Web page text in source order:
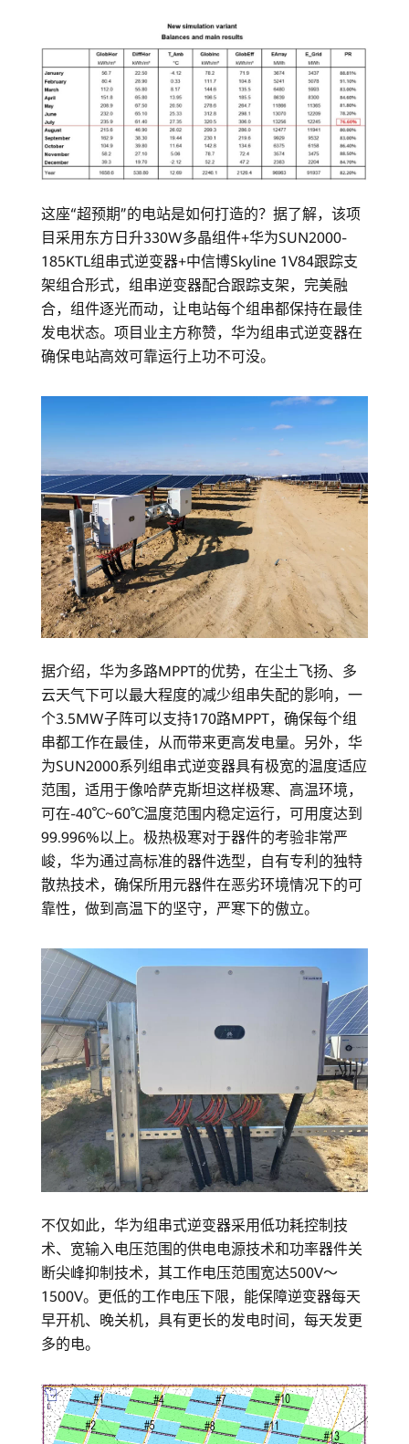
这座“超预期”的电站是如何打造的？据了解，该项
目采用东方日升330W多晶组件+华为SUN2000-
185KTL组串式逆变器+中信博Skyline 1V84跟踪支
架组合形式，组串逆变器配合跟踪支架，完美融
合，组件逐光而动，让电站每个组串都保持在最佳
发电状态。项目业主方称赞，华为组串式逆变器在
确保电站高效可靠运行上功不可没。
据介绍，华为多路MPPT的优势，在尘土飞扬、多
云天气下可以最大程度的减少组串失配的影响，一
个3.5MW子阵可以支持170路MPPT，确保每个组
串都工作在最佳，从而带来更高发电量。另外，华
为SUN2000系列组串式逆变器具有极宽的温度适应
范围，适用于像哈萨克斯坦这样极寒、高温环境，
可在-40℃~60℃温度范围内稳定运行，可用度达到
99.996%以上。极热极寒对于器件的考验非常严
峻，华为通过高标准的器件选型，自有专利的独特
散热技术，确保所用元器件在恶劣环境情况下的可
靠性，做到高温下的坚守，严寒下的傲立。
不仅如此，华为组串式逆变器采用低功耗控制技
术、宽输入电压范围的供电电源技术和功率器件关
断尖峰抑制技术，其工作电压范围宽达500V～
1500V。更低的工作电压下限，能保障逆变器每天
早开机、晚关机，具有更长的发电时间，每天发更
多的电。